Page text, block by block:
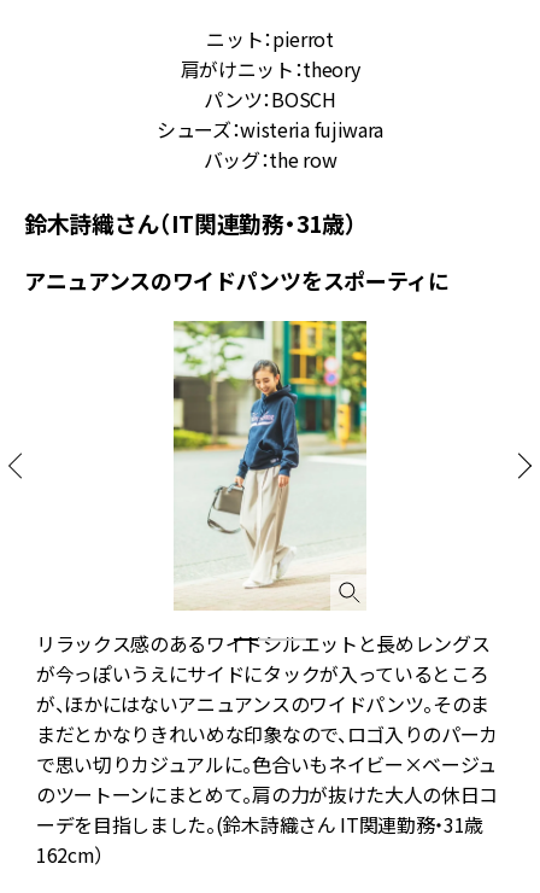
ニット：pierrot
肩がけニット：theory
パンツ：BOSCH
シューズ：wisteria fujiwara
バッグ：the row
鈴木詩織さん（IT関連勤務・31歳）
アニュアンスのワイドパンツをスポーティに
リラックス感のあるワイドシルエットと長めレングス
が今っぽいうえにサイドにタックが入っているところ
が、ほかにはないアニュアンスのワイドパンツ。そのま
まだとかなりきれいめな印象なので、ロゴ入りのパーカ
で思い切りカジュアルに。色合いもネイビー×ベージュ
のツートーンにまとめて。肩の力が抜けた大人の休日コ
ーデを目指しました。(鈴木詩織さん IT関連勤務・31歳
162cm）